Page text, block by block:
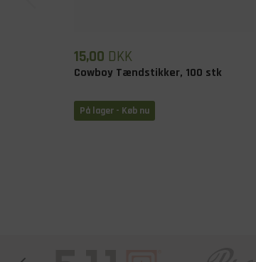
15,00 DKK
Cowboy Tændstikker, 100 stk
På lager - Køb nu